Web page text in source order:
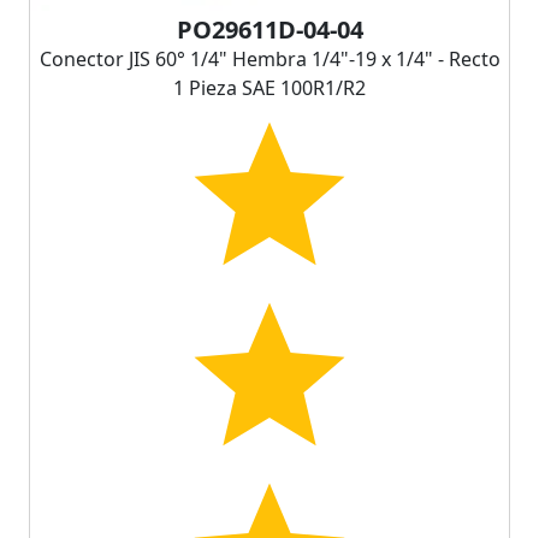
PO29611D-04-04
Conector JIS 60° 1/4" Hembra 1/4"-19 x 1/4" - Recto
1 Pieza SAE 100R1/R2